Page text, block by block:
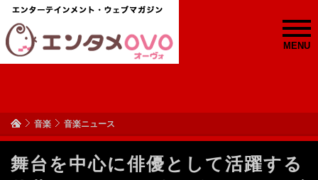
MENU
音楽 音楽ニュース
舞台を中心に俳優として活躍する